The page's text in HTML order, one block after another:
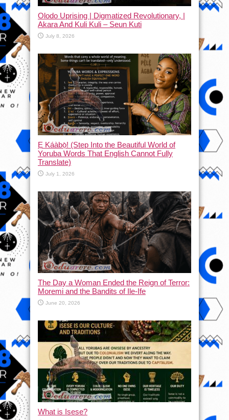
Olodo Uprising | Digmatized Revolutionary, |
Akara And Kuli Kuli – Seun Kuti
July 8, 2026
Ẹ Káàbọ̀! (Step Into the Beautiful World of
Yoruba Words That English Cannot Fully
Translate)
July 1, 2026
The Day a Woman Ended the Reign of Terror:
Moremi and the Bandits of Ile-Ife
June 20, 2026
What is Isese?